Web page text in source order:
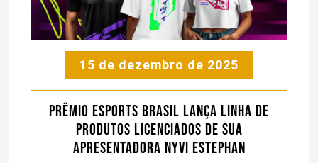
15 de dezembro de 2025
Prêmio eSports Brasil lança linha de
produtos licenciados de sua
apresentadora Nyvi Estephan